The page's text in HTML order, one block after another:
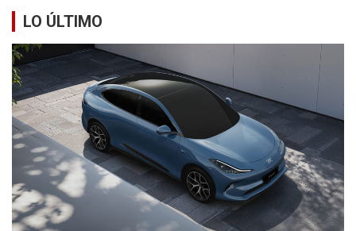
LO ÚLTIMO